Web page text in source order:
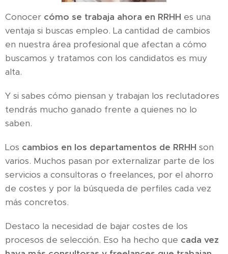
Conocer cómo se trabaja ahora en RRHH es una
ventaja si buscas empleo. La cantidad de cambios
en nuestra área profesional que afectan a cómo
buscamos y tratamos con los candidatos es muy
alta.
Y si sabes cómo piensan y trabajan los reclutadores
tendrás mucho ganado frente a quienes no lo
saben.
Los cambios en los departamentos de RRHH son
varios. Muchos pasan por externalizar parte de los
servicios a consultoras o freelances, por el ahorro
de costes y por la búsqueda de perfiles cada vez
más concretos.
Destaco la necesidad de bajar costes de los
procesos de selección. Eso ha hecho que cada vez